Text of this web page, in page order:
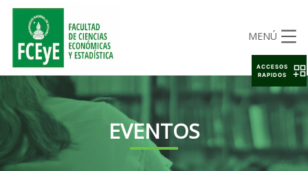
MENÚ
EVENTOS
ACCESOS
RAPIDOS